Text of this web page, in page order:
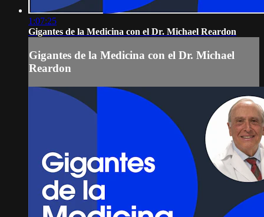
1:07:25
Gigantes de la Medicina con el Dr. Michael Reardon
Gigantes de la Medicina con el Dr. Michael
Reardon